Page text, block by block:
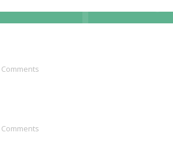
Comments
Comments